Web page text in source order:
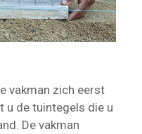
vakman zich eerst
u de tuintegels die u
De vakman